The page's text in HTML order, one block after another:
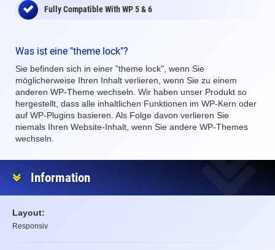
Fully Compatible With WP 5 & 6
Was ist eine "theme lock"?
Sie befinden sich in einer "theme lock", wenn Sie
möglicherweise Ihren Inhalt verlieren, wenn Sie zu einem
anderen WP-Theme wechseln. Wir haben unser Produkt so
hergestellt, dass alle inhaltlichen Funktionen im WP-Kern oder
auf WP-Plugins basieren. Als Folge davon verlieren Sie
niemals Ihren Website-Inhalt, wenn Sie andere WP-Themes
wechseln.
Information
Layout:
Responsiv